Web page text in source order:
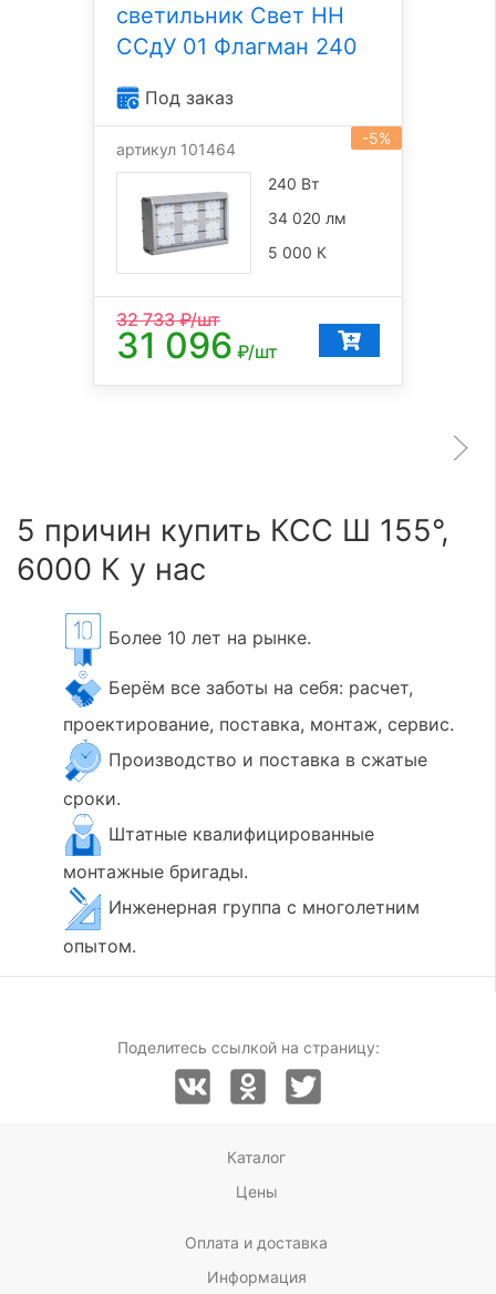
светильник Свет НН
ССдУ 01 Флагман 240
Под заказ
-5%
артикул 101464
240 Вт
34 020 лм
5 000 К
32 733₽/шт
31 096 ₽/шт
5 причин купить КСС Ш 155°,
6000 К у нас
Более 10 лет на рынке.
Берём все заботы на себя: расчет,
проектирование, поставка, монтаж, сервис.
Производство и поставка в сжатые
сроки.
Штатные квалифицированные
монтажные бригады.
Инженерная группа с многолетним
опытом.
Поделитесь ссылкой на страницу:
Каталог
Цены
Оплата и доставка
Информация